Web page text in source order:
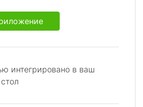
интегрировано в ваш